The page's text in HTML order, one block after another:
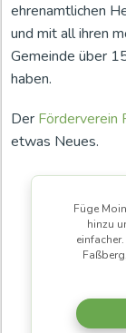
ehrenamtlichen
und mit all ihren
Gemeinde über
haben.
Der Förderverein
etwas Neues.
Füge
hinzu